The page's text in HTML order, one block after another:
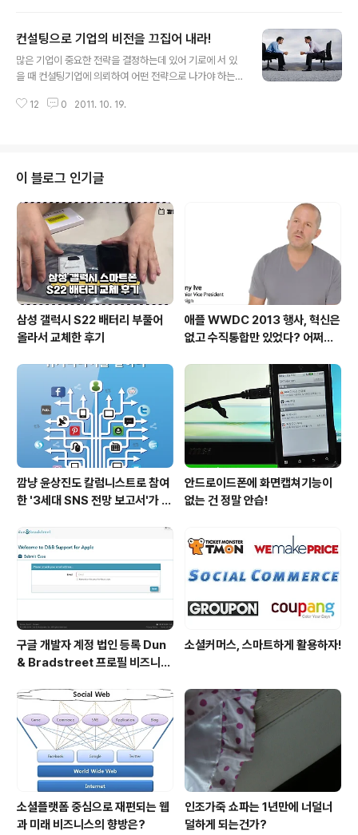
것이 아니라 분명 내부의 저항을 받게 된다는 이야기다. 어찌보면 자기 밥그릇
을 지키기 위한 기성 세력의 저항이 기업에게는 가장 큰 적이 될 수 있다. 다시
한번 생각해보자! 당신의 적은 내부에 있는가? 외부에 있는가? 이게 명확해 졌
컨설팅으로 기업의 비전을 끄집어 내라!
많은 기업이 중요한 전략을 결정하는데 있어 기로에 서 있
을 때 컨설팅기업에 의뢰하여 어떤 전략으로 나가야 하는
명이 좌우될 수 있기 때문에 컨설팅기업을 선정하는데도
어주는 형태로 끼워 맞추기 식으로 전개되고 있다. 한마디
로 기업에서 하고자 하는 바는 명확한데 그것을 자신들 스
스로 결정하기에는 위험 부담이 따르고 경영진을 설득하는
데 어려움이 따르니 외부 컨설팅기업을 통해 자신들의 전
략이 옳다는 것을 증명하게끔 한다는 것이다. 결국 컨설팅
을 통해 새로운 전략 방향을 도출한다기 보다는 기..
12 0 2011. 10. 19.
이 블로그 인기글
삼성 갤럭시 S22 배터리 부풀어
올라서 교체한 후기
애플 WWDC 2013 행사, 혁신은
없고 수직통합만 있었다? 어쩌면
깜냥 윤상진도 칼럼니스트로 참여
한 '3세대 SNS 전망 보고서'가 발
안드로이드폰에 화면캡쳐기능이
없는 건 정말 안습!
구글 개발자 계정 법인 등록 Dun
& Bradstreet 프로필 비즈니스
소셜커머스, 스마트하게 활용하자!
소셜플랫폼 중심으로 재편되는 웹
과 미래 비즈니스의 향방은?
인조가죽 쇼파는 1년만에 너덜너
덜하게 되는건가?